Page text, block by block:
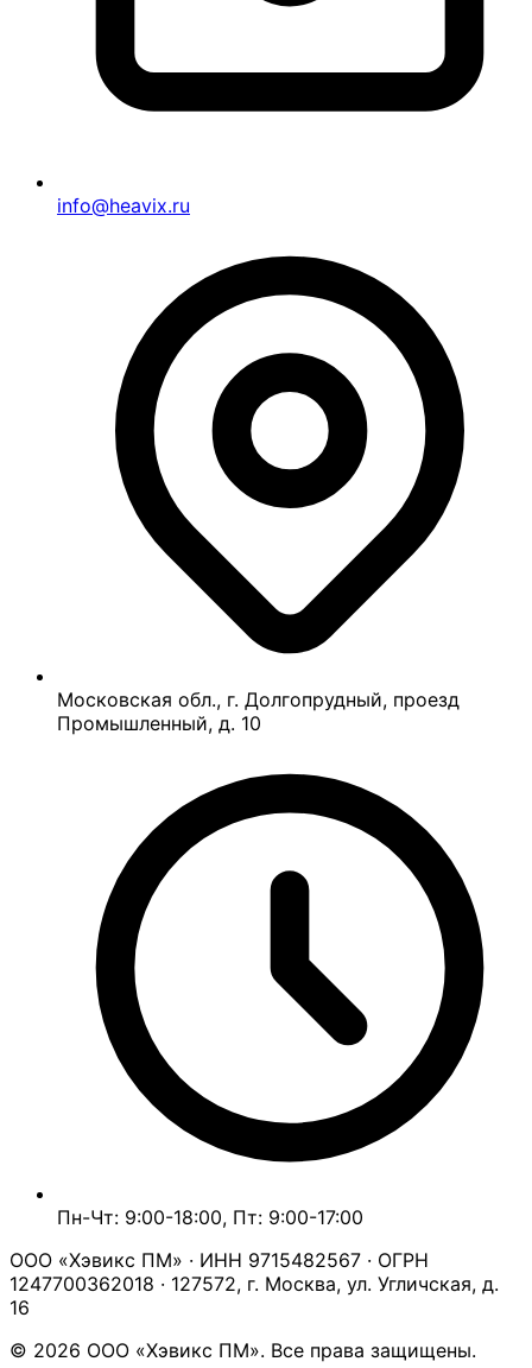
info@heavix.ru
Московская обл., г. Долгопрудный, проезд
Промышленный, д. 10
Пн-Чт: 9:00-18:00, Пт: 9:00-17:00
ООО «Хэвикс ПМ» · ИНН 9715482567 · ОГРН
1247700362018 · 127572, г. Москва, ул. Угличская, д.
16
© 2026 ООО «Хэвикс ПМ». Все права защищены.